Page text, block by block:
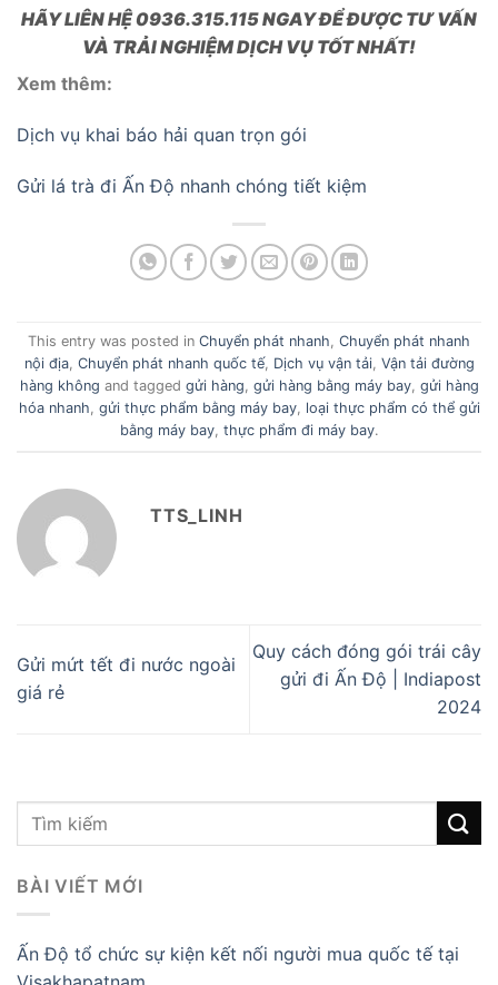
HÃY LIÊN HỆ 0936.315.115 NGAY ĐỂ ĐƯỢC TƯ VẤN
VÀ TRẢI NGHIỆM DỊCH VỤ TỐT NHẤT!
Xem thêm:
Dịch vụ khai báo hải quan trọn gói
Gửi lá trà đi Ấn Độ nhanh chóng tiết kiệm
This entry was posted in Chuyển phát nhanh Chuyển phát nhanh
nội địa, Chuyển phát nhanh quốc tế, Dịch vụ vận tải, Vận tải đường
hàng không and tagged gửi hàng gửi hàng bằng máy bay, gửi hàng
hóa nhanh gửi thực phẩm bằng máy bay, loại thực phẩm có thể gửi
bằng máy bay, thực phẩm đi máy bay.
TTS_LINH
Gửi mứt tết đi nước ngoài
giá rẻ
Quy cách đóng gói trái cây
gửi đi Ấn Độ | Indiapost
2024
BÀI VIẾT MỚI
Ấn Độ tổ chức sự kiện kết nối người mua quốc tế tại